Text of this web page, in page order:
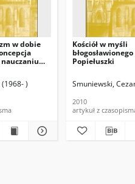
w dobie
)
Kościół w myśli
Popiełuszki
Smuniewski,
2010
artykuł z